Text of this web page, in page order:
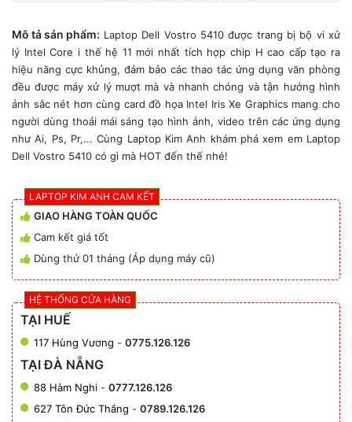
Mô tả sản phẩm: Laptop Dell Vostro 5410 được trang bị bộ vi xử
lý Intel Core i thế hệ 11 mới nhất tích hợp chip H cao cấp tạo ra
hiệu năng cực khủng, đảm bảo các thao tác ứng dụng văn phòng
đều được máy xử lý mượt mà và nhanh chóng và tận hưởng hình
ảnh sắc nét hơn cùng card đồ họa Intel Iris Xe Graphics mang cho
người dùng thoải mái sáng tạo hình ảnh, video trên các ứng dụng
như Ai, Ps, Pr,... Cùng Laptop Kim Anh khám phá xem em Laptop
Dell Vostro 5410 có gì mà HOT đến thế nhé!
LAPTOP KIM ANH CAM KẾT
GIAO HÀNG TOÀN QUỐC
Cam kết giá tốt
Dùng thử 01 tháng (Áp dụng máy cũ)
HỆ THỐNG CỬA HÀNG
TẠI HUẾ
117 Hùng Vương - 0775.126.126
TẠI ĐÀ NẴNG
88 Hàm Nghi - 0777.126.126
627 Tôn Đức Thắng - 0789.126.126